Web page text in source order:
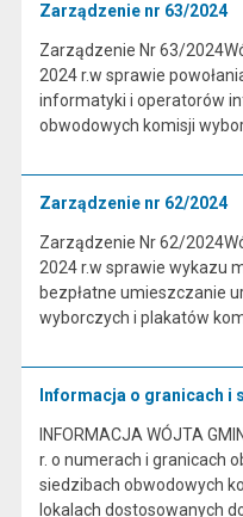
Zarządzenie nr 63/2024
Zarządzenie Nr 63/
2024 r.w sprawie
informatyki i operatorów
obwodowych komisji
Zarządzenie nr 62/2024
Zarządzenie Nr 62/
2024 r.w sprawie wykazu
bezpłatne umieszczanie
wyborczych i plakatów
Informacja o granicach i
INFORMACJA WÓJTA
r. o numerach i granicach
siedzibach obwodowych
lokalach dostosowanych